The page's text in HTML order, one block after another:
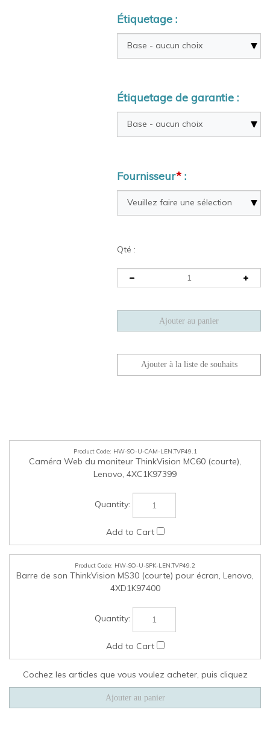
Étiquetage :
Étiquetage de garantie :
Fournisseur* :
Qté :
HW-SO-U-CAM-LEN.TVP49.1
Caméra Web​​​​​​​ du moniteur ThinkVision MC60 (courte),
Lenovo, 4XC1K97399
HW-SO-U-SPK-LEN.TVP49.2
Barre de son ThinkVision MS30 (courte) pour écran, Lenovo,
4XD1K97400
Cochez les articles que vous voulez acheter, puis cliquez